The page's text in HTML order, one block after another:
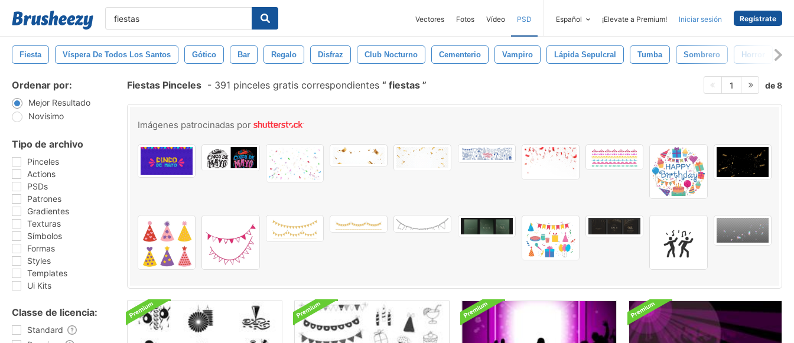
Vectores Fotos Vídeo PSD Español ¡Elevate a Premium! Iniciar sesión Regístrate
Fiesta Víspera De Todos Los Santos Gótico Bar Regalo Disfraz Club Nocturno Cementerio Vampiro Lápida Sepulcral Tumba Sombrero Horror
Ordenar por:
Mejor Resultado
Novísimo
Tipo de archivo
Pinceles
Actions
PSDs
Patrones
Gradientes
Texturas
Símbolos
Formas
Styles
Templates
Ui Kits
Classe de licencia:
Standard
Fiestas Pinceles - 391 pinceles gratis correspondientes fiestas 1 de 8
Imágenes patrocinadas por